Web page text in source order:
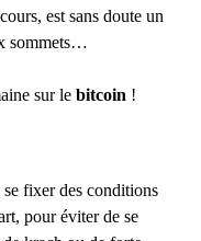
est sans doute un
sommets…
sur le bitcoin !
fixer des conditions
pour éviter de se